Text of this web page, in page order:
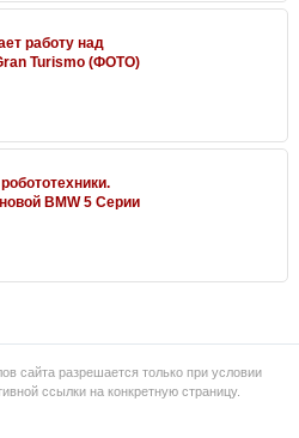
работу над
Turismo (ФОТО)
BMW 5 Серии
сайта разрешается только при условии
ссылки на конкретную страницу.